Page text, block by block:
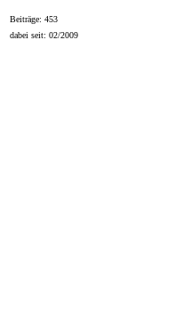
Beiträge: 453
dabei seit: 02/2009